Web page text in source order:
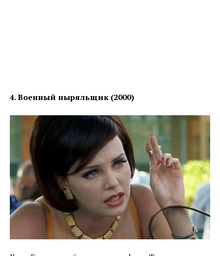
4. Военный ныряльщик (2000)